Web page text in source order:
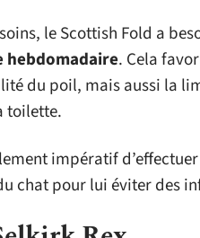
le Scottish Fold a
hebdomadaire. Cela
du poil, mais aussi la
toilette.
impératif
chat pour lui éviter des